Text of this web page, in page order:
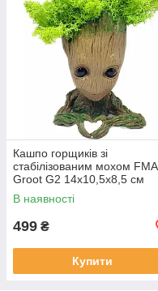
Кашпо горщиків зі
стабілізованим мохом FMA
Groot G2 14х10,5х8,5 см
Бежевий (2417729797)
В наявності
499 ₴
Купити